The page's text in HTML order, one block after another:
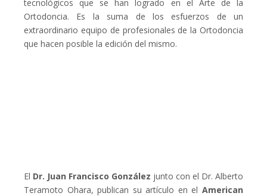
tecnológicos que se han logrado en el Arte de la
Ortodoncia. Es la suma de los esfuerzos de un
extraordinario equipo de profesionales de la Ortodoncia
que hacen posible la edición del mismo.
El Dr. Juan Francisco González junto con el Dr. Alberto
Teramoto Ohara, publican su artículo en el American